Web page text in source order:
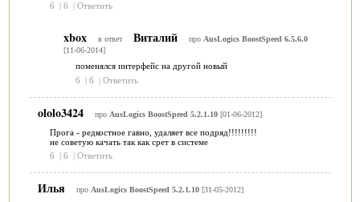
6
| 6 | Ответить
xbox в ответ Виталий про AusLogics BoostSpeed 6.5.6.0
[11-06-2014]
поменялся интерфейс на другой новый
6
| 6 | Ответить
ololo3424 про AusLogics BoostSpeed 5.2.1.10[01-06-2012]
Прога - редкостное гавно, удаляет все подряд!!!!!!!!!
не советую качать так как срет в системе
6
| 6 | Ответить
Илья про AusLogics BoostSpeed 5.2.1.10[31-05-2012]